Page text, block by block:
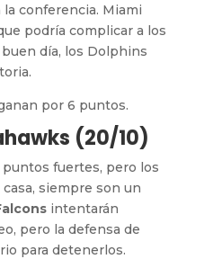
conferencia. Miami
podría complicar a los
día, los Dolphins
por 6 puntos.
(20/10)
fuertes, pero los
siempre son un
intentarán
pero la defensa de
para detenerlos.